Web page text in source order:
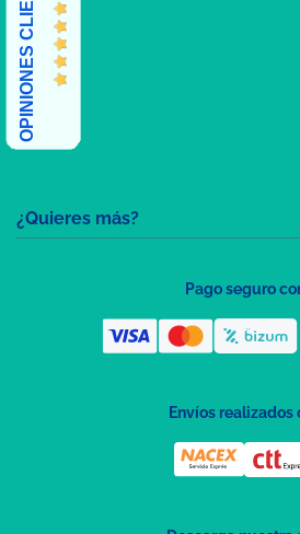
¿Quieres más?
OPINIONES CLIENTES
Pago seguro
Envíos realizados